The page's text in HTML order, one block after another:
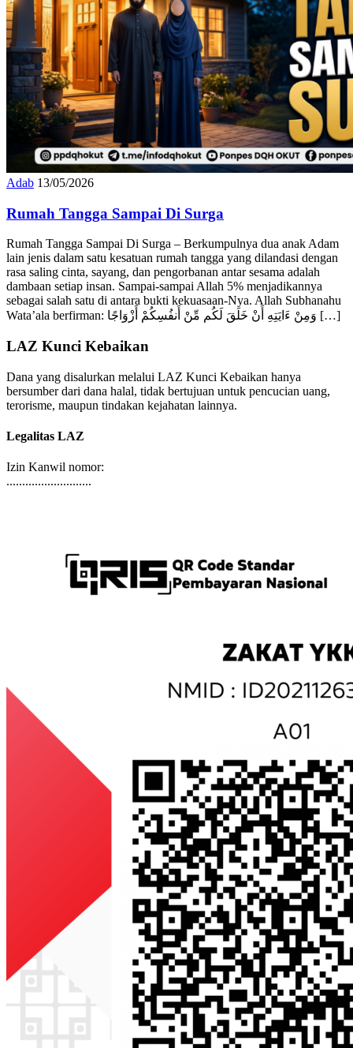
Adab 13/05/2026
Rumah Tangga Sampai Di Surga
Rumah Tangga Sampai Di Surga – Berkumpulnya dua anak Adam
lain jenis dalam satu kesatuan rumah tangga yang dilandasi dengan
rasa saling cinta, sayang, dan pengorbanan antar sesama adalah
dambaan setiap insan. Sampai-sampai Allah 5% menjadikannya
sebagai salah satu di antara bukti kekuasaan-Nya. Allah Subhanahu
Wata’ala berfirman: وَمِنْ ءَايَتِهِ أَنْ خَلَقَ لَكُم مِّنْ أَنفُسِكُمْ أَزْوَاجًا […]
LAZ Kunci Kebaikan
Dana yang disalurkan melalui LAZ Kunci Kebaikan hanya
bersumber dari dana halal, tidak bertujuan untuk pencucian uang,
terorisme, maupun tindakan kejahatan lainnya.
Legalitas LAZ
Izin Kanwil nomor:
...........................